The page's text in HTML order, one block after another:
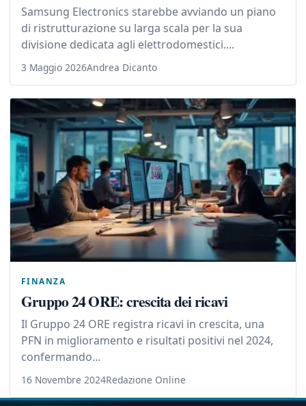
Samsung Electronics starebbe avviando un piano
di ristrutturazione su larga scala per la sua
divisione dedicata agli elettrodomestici....
3 Maggio 2026Andrea Dicanto
FINANZA
Gruppo 24 ORE: crescita dei ricavi
Il Gruppo 24 ORE registra ricavi in crescita, una
PFN in miglioramento e risultati positivi nel 2024,
confermando...
16 Novembre 2024Redazione Online